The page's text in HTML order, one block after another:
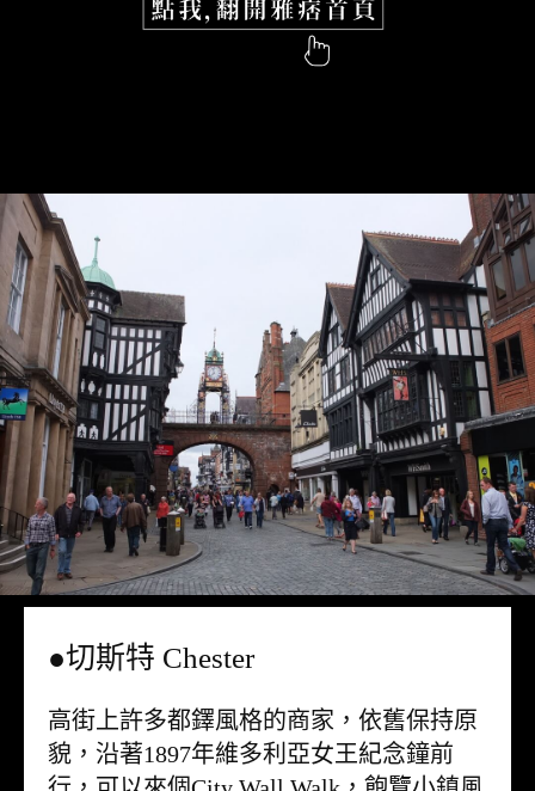
●切斯特 Chester
高街上許多都鐸風格的商家，依舊保持原
貌，沿著1897年維多利亞女王紀念鐘前